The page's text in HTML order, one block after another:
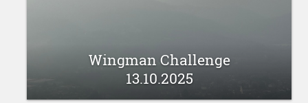
Wingman Challenge
13.10.2025